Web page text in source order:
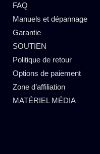
FAQ
Manuels et dépannage
Garantie
SOUTIEN
Politique de retour
Options de paiement
Zone d’affiliation
MATÉRIEL MÉDIA